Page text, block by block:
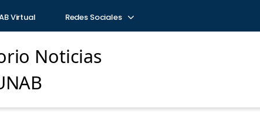
Virtual Redes Sociales
Noticias